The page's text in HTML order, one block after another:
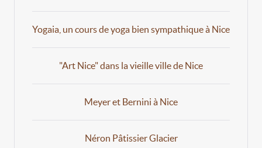
Yogaia, un cours de yoga bien sympathique à Nice
"Art Nice" dans la vieille ville de Nice
Meyer et Bernini à Nice
Néron Pâtissier Glacier